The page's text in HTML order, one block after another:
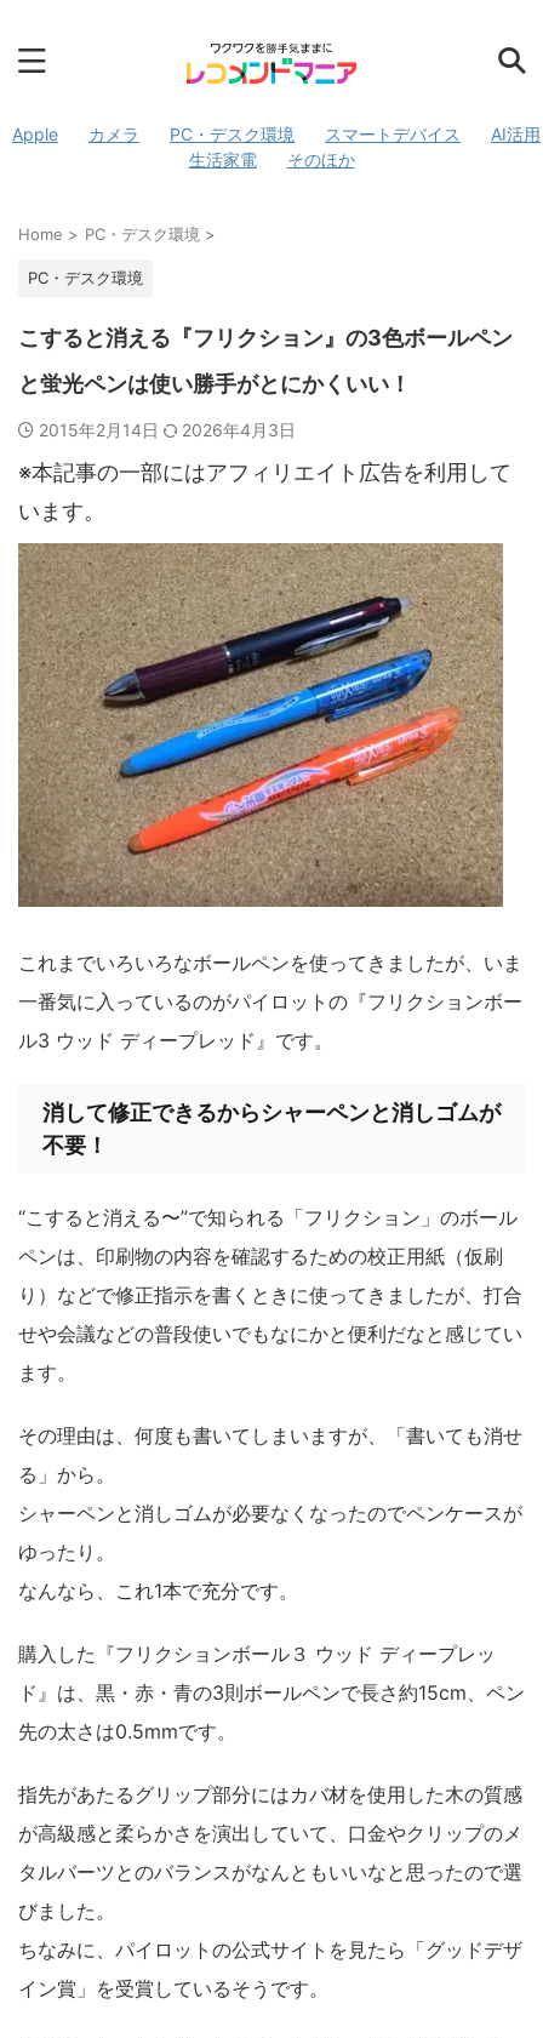
Apple カメラ PC・デスク環境 スマートデバイス
AI活用
生活家電
そのほか
Home > PC・デスク環境 >
PC・デスク環境
こすると消える『フリクション』の3色ボールペン
と蛍光ペンは使い勝手がとにかくいい！
2015年2月14日 2026年4月3日
※本記事の一部にはアフィリエイト広告を利用して
います。
これまでいろいろなボールペンを使ってきましたが、いま
一番気に入っているのがパイロットの 『フリクションボー
ル3 ウッド ディープレッド』 です。
消して修正できるからシャーペンと消しゴムが
不要！
“こすると消える〜”で知られる「フリクション」のボール
ペンは、印刷物の内容を確認するための校正用紙（仮刷
り）などで修正指示を書くときに使ってきましたが、打合
せや会議などの普段使いでもなにかと便利だなと感じてい
ます。
その理由は、何度も書いてしまいますが、「書いても消せ
る」から。
シャーペンと消しゴムが必要なくなったのでペンケースが
ゆったり。
なんなら、これ1本で充分です。
購入した 『フリクションボール３ ウッド ディープレッ
ド』は、黒・赤・青の3則ボールペンで長さ約15cm、ペン
先の太さは0.5mmです。
指先があたるグリップ部分にはカバ材を使用した木の質感
が高級感と柔らかさを演出していて、口金やクリップのメ
タルバーツとのバランスがなんともいいなと思ったので選
びました。
ちなみに、パイロットの公式サイトを見たら「グッドデザ
イン賞」を受賞しているそうです。